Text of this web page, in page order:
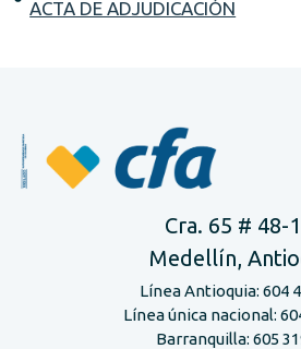
ACTA DE ADJUDICACIÓN
Cra. 65 # 48-
Medellín,
Línea Antioquia: 604
Línea única nacional:
Barranquilla: 605